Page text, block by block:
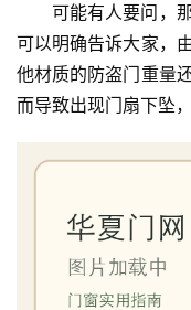
门
卧
门
可能有人要问，
可以明确告诉大家，
他材质的防盗门重量
而导致出现门扇下坠